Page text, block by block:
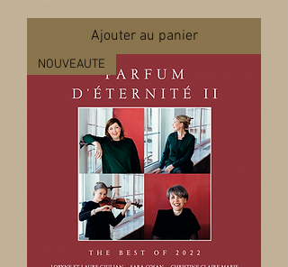
Ajouter au panier
NOUVEAUTE